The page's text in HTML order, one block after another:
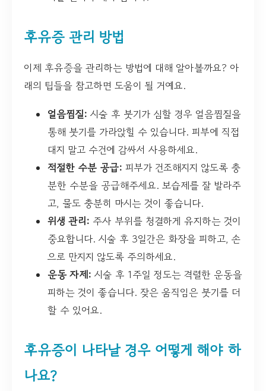
후유증 관리 방법
이제 후유증을 관리하는 방법에 대해 알아볼까요? 아
래의 팁들을 참고하면 도움이 될 거예요.
얼음찜질: 시술 후 붓기가 심할 경우 얼음찜질을
통해 붓기를 가라앉힐 수 있습니다. 피부에 직접
대지 말고 수건에 감싸서 사용하세요.
적절한 수분 공급: 피부가 건조해지지 않도록 충
분한 수분을 공급해주세요. 보습제를 잘 발라주
고, 물도 충분히 마시는 것이 좋습니다.
위생 관리: 주사 부위를 청결하게 유지하는 것이
중요합니다. 시술 후 3일간은 화장을 피하고, 손
으로 만지지 않도록 주의하세요.
운동 자제: 시술 후 1주일 정도는 격렬한 운동을
피하는 것이 좋습니다. 잦은 움직임은 붓기를 더
할 수 있어요.
후유증이 나타날 경우 어떻게 해야 하
나요?